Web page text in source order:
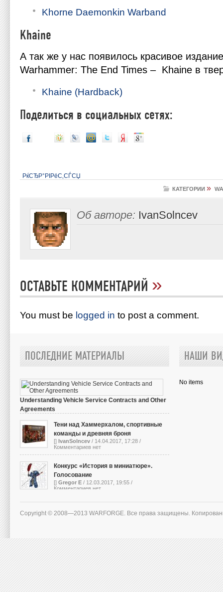
Khorne Daemonkin Warband
Khaine
А так же у нас появилось красивое
Warhammer: The End Times – Khaine в
Khaine (Hardback)
Поделиться в социальных сетях:
РќСЂР°РІРёС‚СЃСЏ
КАТЕГОРИИ »
Об авторе: IvanSolncev
ОСТАВЬТЕ КОММЕНТАРИЙ »
You must be logged in to post a comment.
ПОСЛЕДНИЕ МАТЕРИАЛЫ
Understanding Vehicle Service Contracts and Other
Agreements
Тени над Хаммерхалом, спортивные
команды и древняя броня
[] IvanSolncev / 14.04.2017, 17:28 /
Комментариев нет
Конкурс «История в миниатюре».
Голосование
[] Gregor E / 12.03.2017, 19:55 /
Комментариев нет
НАШИ
No items
Copyright © 2008—2013 WARFORGE. Все права защищены.